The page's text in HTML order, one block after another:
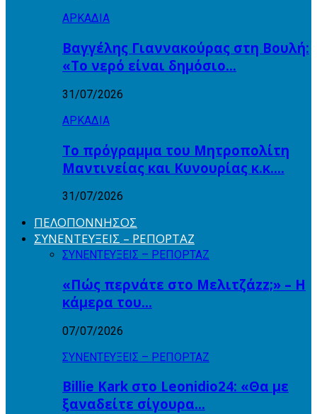
ΑΡΚΑΔΙΑ
Βαγγέλης Γιαννακούρας στη Βουλή:
«Το νερό είναι δημόσιο…
31/07/2026
ΑΡΚΑΔΙΑ
Το πρόγραμμα του Μητροπολίτη
Μαντινείας και Κυνουρίας κ.κ….
31/07/2026
ΠΕΛΟΠΟΝΝΗΣΟΣ
ΣΥΝΕΝΤΕΥΞΕΙΣ – ΡΕΠΟΡΤΑΖ
ΣΥΝΕΝΤΕΥΞΕΙΣ – ΡΕΠΟΡΤΑΖ
«Πώς περνάτε στο Μελιτζάzz;» – Η
κάμερα του…
07/07/2026
ΣΥΝΕΝΤΕΥΞΕΙΣ – ΡΕΠΟΡΤΑΖ
Billie Kark στο Leonidio24: «Θα με
ξαναδείτε σίγουρα…